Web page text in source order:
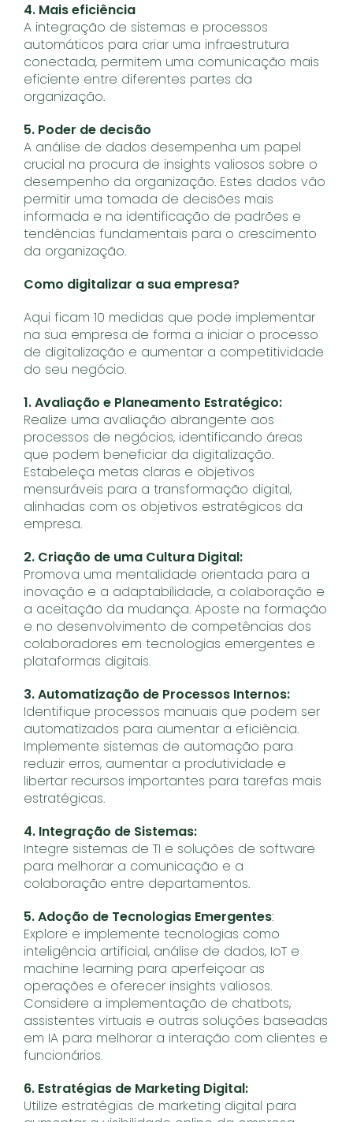
4. Mais eficiência
A integração de sistemas e processos
automáticos para criar uma infraestrutura
conectada, permitem uma comunicação mais
eficiente entre diferentes partes da
organização.
5. Poder de decisão
A análise de dados desempenha um papel
crucial na procura de insights valiosos sobre o
desempenho da organização. Estes dados vão
permitir uma tomada de decisões mais
informada e na identificação de padrões e
tendências fundamentais para o crescimento
da organização.
Como digitalizar a sua empresa?
Aqui ficam 10 medidas que pode implementar
na sua empresa de forma a iniciar o processo
de digitalização e aumentar a competitividade
do seu negócio.
1. Avaliação e Planeamento Estratégico:
Realize uma avaliação abrangente aos
processos de negócios, identificando áreas
que podem beneficiar da digitalização.
Estabeleça metas claras e objetivos
mensuráveis para a transformação digital,
alinhadas com os objetivos estratégicos da
empresa.
2. Criação de uma Cultura Digital:
Promova uma mentalidade orientada para a
inovação e a adaptabilidade, a colaboração e
a aceitação da mudança. Aposte na formação
e no desenvolvimento de competências dos
colaboradores em tecnologias emergentes e
plataformas digitais.
3. Automatização de Processos Internos:
Identifique processos manuais que podem ser
automatizados para aumentar a eficiência.
Implemente sistemas de automação para
reduzir erros, aumentar a produtividade e
libertar recursos importantes para tarefas mais
estratégicas.
4. Integração de Sistemas:
Integre sistemas de TI e soluções de software
para melhorar a comunicação e a
colaboração entre departamentos.
5. Adoção de Tecnologias Emergentes:
Explore e implemente tecnologias como
inteligência artificial, análise de dados, IoT e
machine learning para aperfeiçoar as
operações e oferecer insights valiosos.
Considere a implementação de chatbots,
assistentes virtuais e outras soluções baseadas
em IA para melhorar a interação com clientes e
funcionários.
6. Estratégias de Marketing Digital:
Utilize estratégias de marketing digital para